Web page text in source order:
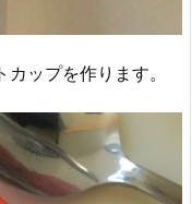
ップを作ります。